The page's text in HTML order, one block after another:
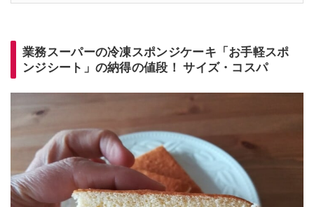
業務スーパーの冷凍スポンジケーキ「お手軽スポ
ンジシート」の納得の値段！ サイズ・コスパ